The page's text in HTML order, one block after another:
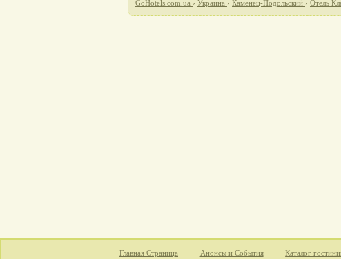
GoHotels.com.ua › Украина › Каменец-Подольский › Отель
Главная Страница Анонсы и События Каталог